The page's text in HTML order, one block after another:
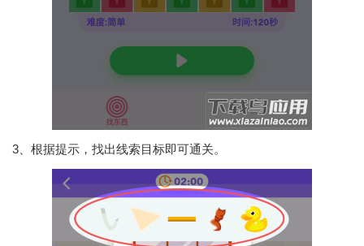
3、根据提示，找出线索目标即可通关。